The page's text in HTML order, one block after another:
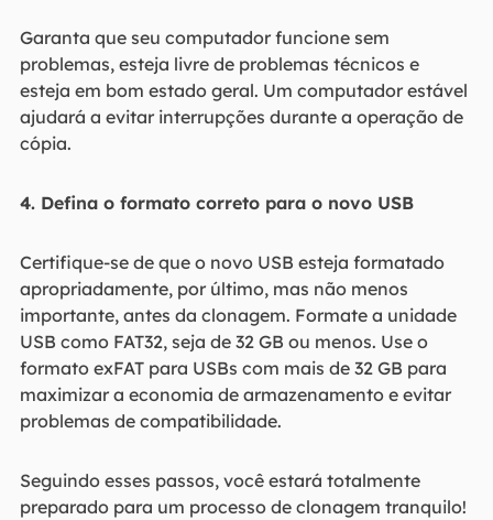
Garanta que seu computador funcione sem
problemas, esteja livre de problemas técnicos e
esteja em bom estado geral. Um computador estável
ajudará a evitar interrupções durante a operação de
cópia.
4. Defina o formato correto para o novo USB
Certifique-se de que o novo USB esteja formatado
apropriadamente, por último, mas não menos
importante, antes da clonagem. Formate a unidade
USB como FAT32, seja de 32 GB ou menos. Use o
formato exFAT para USBs com mais de 32 GB para
maximizar a economia de armazenamento e evitar
problemas de compatibilidade.
Seguindo esses passos, você estará totalmente
preparado para um processo de clonagem tranquilo!